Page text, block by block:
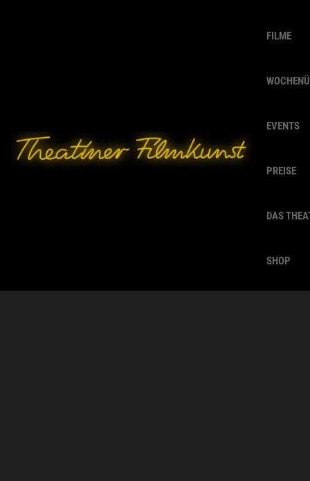
FILME
EVENTS
PREISE
DAS
SHOP